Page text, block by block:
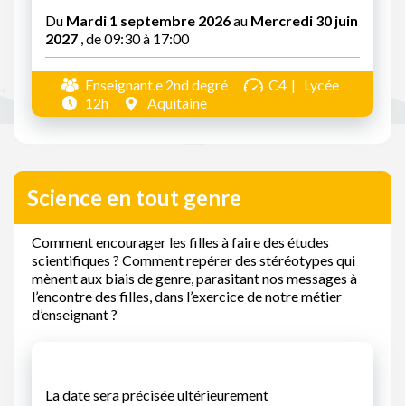
Du Mardi 1 septembre 2026au Mercredi 30 juin
2027 , de 09:30 à 17:00
Enseignant.e 2nd degré C4
Lycée
12h
Aquitaine
Science en tout genre
Comment encourager les filles à faire des études
scientifiques ? Comment repérer des stéréotypes qui
mènent aux biais de genre, parasitant nos messages à
l’encontre des filles, dans l’exercice de notre métier
d’enseignant ?
La date sera précisée ultérieurement